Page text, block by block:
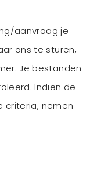
aanvraag je
ons te sturen,
Je bestanden
Indien de
criteria, nemen